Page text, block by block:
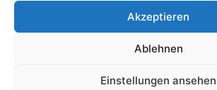
Akzeptieren
Ablehnen
Einstellungen ansehen
Mexikos makellose WM-Serie, bei der
ausgeschaltet wurde, steht vor dem